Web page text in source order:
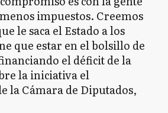
impuestos. Creemos
le saca el Estado a los
que estar en el bolsillo de
el déficit de la
la iniciativa el
la Cámara de Diputados,